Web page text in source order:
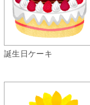
誕生日ケーキ